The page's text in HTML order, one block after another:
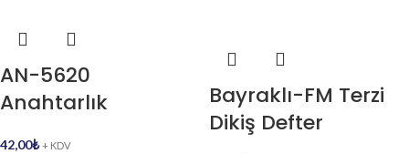
AN-5620
Anahtarlık
42,00₺ + KDV
Bayraklı-FM Terzi
Dikiş Defter